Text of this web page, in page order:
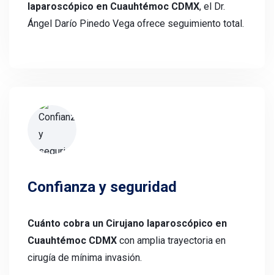
laparoscópico en Cuauhtémoc CDMX, el Dr.
Ángel Darío Pinedo Vega ofrece seguimiento total.
Confianza y seguridad
Cuánto cobra un Cirujano laparoscópico en
Cuauhtémoc CDMX con amplia trayectoria en
cirugía de mínima invasión.